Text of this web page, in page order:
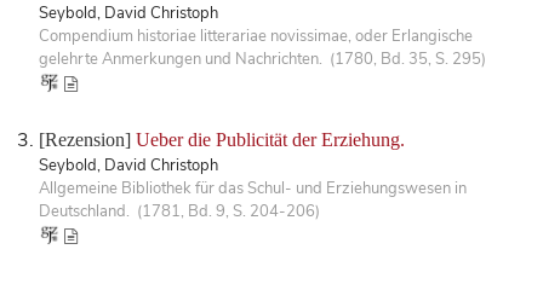
Seybold, David Christoph
Compendium historiae litterariae novissimae, oder Erlangische
gelehrte Anmerkungen und Nachrichten. (1780, Bd. 35, S. 295)
[Rezension] Ueber die Publicität der Erziehung.
Seybold, David Christoph
Allgemeine Bibliothek für das Schul- und Erziehungswesen in
Deutschland. (1781, Bd. 9, S. 204-206)